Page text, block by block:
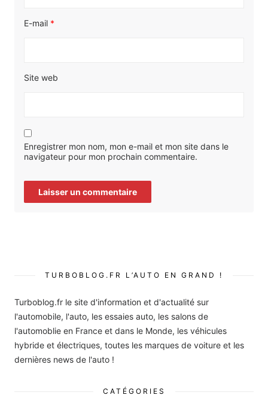
E-mail *
Site web
Enregistrer mon nom, mon e-mail et mon site dans le
navigateur pour mon prochain commentaire.
TURBOBLOG.FR L’AUTO EN GRAND !
Turboblog.fr le site d'information et d'actualité sur
l'automobile, l'auto, les essaies auto, les salons de
l'automoblie en France et dans le Monde, les véhicules
hybride et électriques, toutes les marques de voiture et les
dernières news de l'auto !
CATÉGORIES